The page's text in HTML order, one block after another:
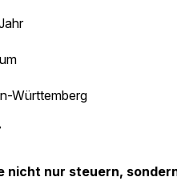
Württemberg
nicht nur steuern,